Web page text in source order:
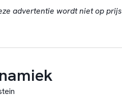
advertentie wordt niet op prijs